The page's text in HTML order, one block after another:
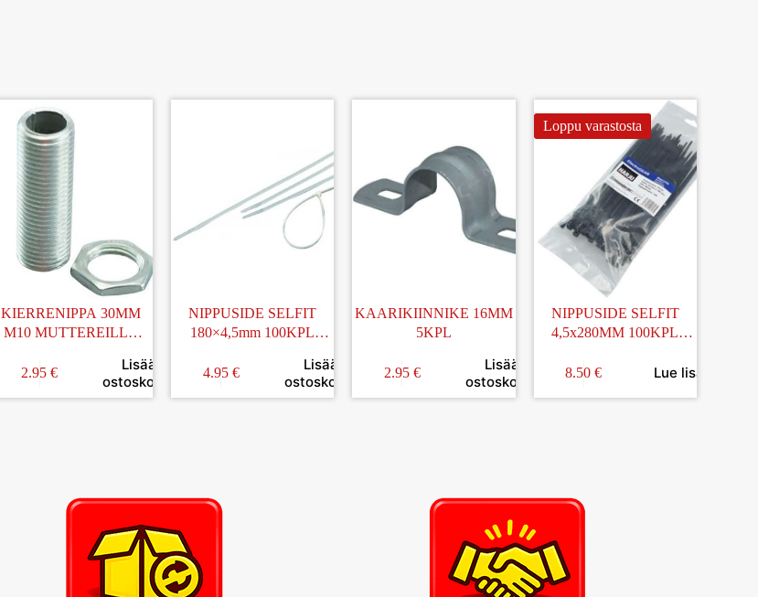
KIERRENIPPA 30MM
M10 MUTTEREILLA
2.95€
Lisää
ostoskoriin
NIPPUSIDE SELFIT
180×4,5mm 100KPL
4.95 €
Lisää
ostoskoriin
KAARIKIINNIKE 16MM
5KPL
2.95 €
Lisää
ostoskoriin
Loppu varastosta
NIPPUSIDE SELFIT
4,5x280MM 100KPL
8.50€ Lue lisää